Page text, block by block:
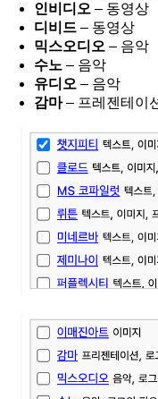
인비디오 – 동영상
디비드 – 동영상
믹스오디오 – 음악
수노 – 음악
유디오 – 음악
감마– 프레젠테이